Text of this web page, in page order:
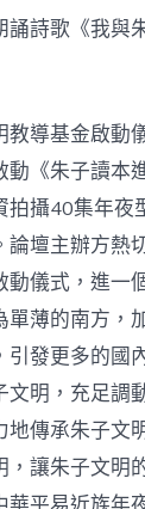
詩歌《我與
導基金啟動
《朱子讀本
拍攝40集年夜
論壇主辦方熱
儀式，進一
單薄的南方，
引發更多的國
文明，充足調
地傳承朱子文
，讓朱子文明